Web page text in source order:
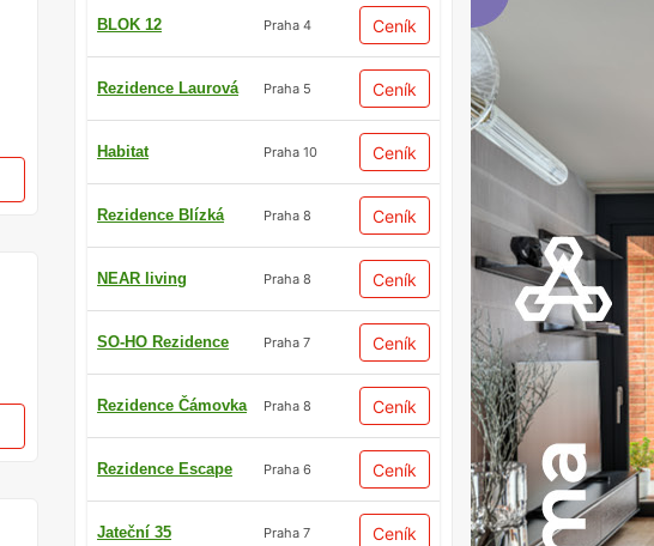
BLOK 12 Praha 4 Ceník
Rezidence Laurová Praha 5 Ceník
Habitat Praha 10 Ceník
Rezidence Blízká Praha 8 Ceník
NEAR living Praha 8 Ceník
SO-HO Rezidence Praha 7 Ceník
Rezidence Čámovka Praha 8 Ceník
Rezidence Escape Praha 6 Ceník
Jateční 35 Praha 7 Ceník